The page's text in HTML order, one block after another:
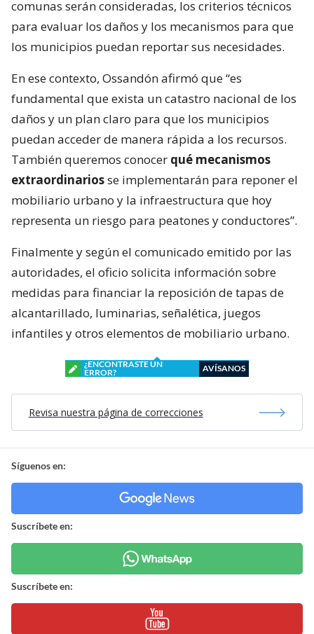
comunas serán consideradas, los criterios técnicos
para evaluar los daños y los mecanismos para que
los municipios puedan reportar sus necesidades.
En ese contexto, Ossandón afirmó que “es
fundamental que exista un catastro nacional de los
daños y un plan claro para que los municipios
puedan acceder de manera rápida a los recursos.
También queremos conocer qué mecanismos
extraordinariosse implementarán para reponer el
mobiliario urbano y la infraestructura que hoy
representa un riesgo para peatones y conductores”.
Finalmente y según el comunicado emitido por las
autoridades, el oficio solicita información sobre
medidas para financiar la reposición de tapas de
alcantarillado, luminarias, señalética, juegos
infantiles y otros elementos de mobiliario urbano.
¿ENCONTRASTE UN
ERROR?
AVÍSANOS
Revisa nuestra página de correcciones
Síguenos en:
Suscríbete en:
Suscríbete en: